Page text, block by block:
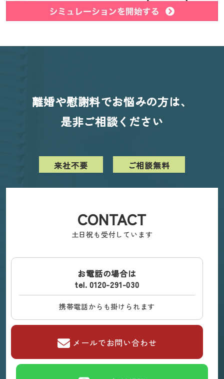
離婚や慰謝料でお悩みの方は、
是非ご相談ください
来社不要 ご相談無料
CONTACT
土日祝も受付しています
お電話の場合は
tel. 0120-291-030
携帯電話からも掛けられます
メールでお問い合わせ